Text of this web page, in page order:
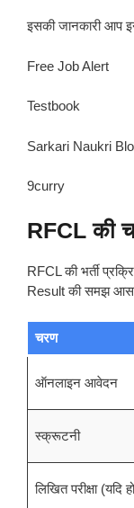
इसकी जानकारी आप
Free Job Alert
Testbook
Sarkari Naukri
9curry
RFCL की
RFCL की भर्ती
Result की समझ
चरण
ऑनलाइन आवेदन
स्क्रूटनी
लिखित परीक्षा (यदि